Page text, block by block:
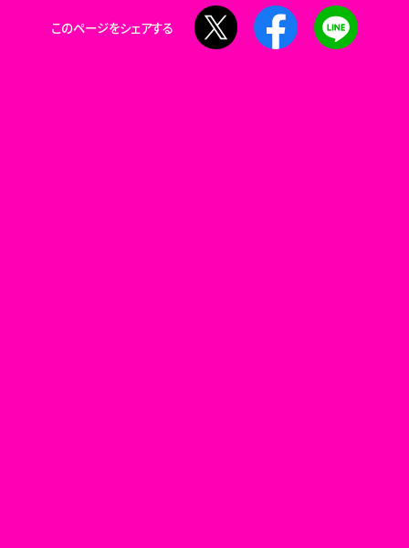
このページをシェアする
Facebook